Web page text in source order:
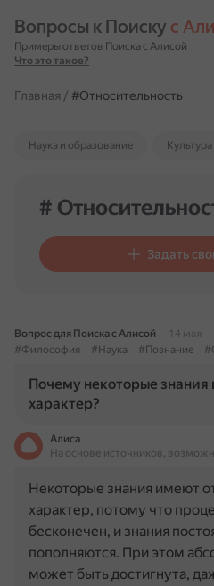
Вопросы к Поиску с
Примеры ответов Поиска с Алисой
Что это такое?
Главная / #Относительность
Наука и образование
#
Задать
Вопрос для Поиска с Алисой
14 мая
#Философия
#Наука #Познание
Почему некоторые
характер?
Алиса
На основе источников,
Некоторые знания имеют
характер, потому что
бесконечен, и знания
пополняются. При этом
может быть достигнута,